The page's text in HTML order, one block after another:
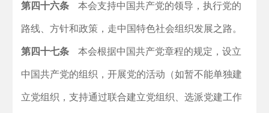
第四十六条 本会支持中国共产党的领导，执行党的
路线、方针和政策，走中国特色社会组织发展之路。
第四十七条 本会根据中国共产党章程的规定，设立
中国共产党的组织，开展党的活动（如暂不能单独建
立党组织，支持通过联合建立党组织、选派党建工作